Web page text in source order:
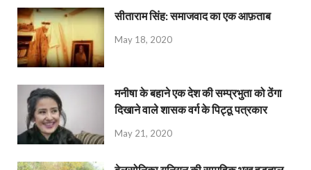
सीताराम सिंह: समाजवाद का एक आफ़ताब
May 18, 2020
मनीषा के बहाने एक देश की सम्प्रभुता को ठेंगा
दिखाने वाले शासक वर्ग के पिट्ठू पत्रकार
May 21, 2020